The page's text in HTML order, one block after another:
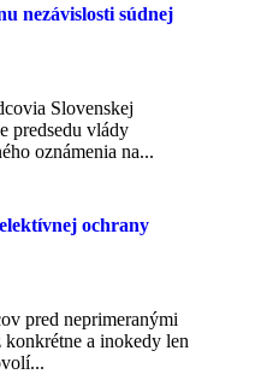
nezávislosti súdnej
Slovenskej
predsedu vlády
oznámenia na...
ochrany
pred neprimeranými
a inokedy len